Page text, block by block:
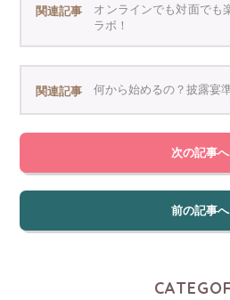
関連記事
オンラインでも対面でも
ラボ！
関連記事 何から始めるの？披露宴
次の記事へ
前の記事へ